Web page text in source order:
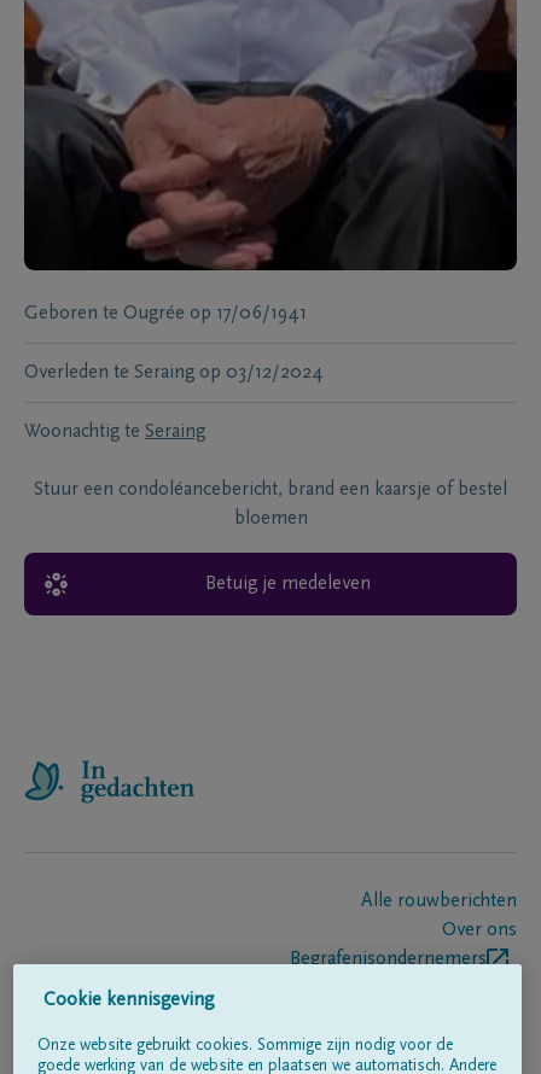
Geboren te Ougrée op 17/06/1941
Overleden te Seraing op 03/12/2024
Woonachtig te Seraing
Stuur een condoléancebericht, brand een kaarsje of bestel
bloemen
Betuig je medeleven
Alle rouwberichten
Over ons
Begrafenisondernemers
Cookie kennisgeving
Onze website gebruikt cookies. Sommige zijn nodig voor de
goede werking van de website en plaatsen we automatisch. Andere